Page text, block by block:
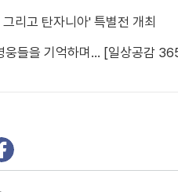
리고 탄자니아' 특별전 개최
웅들을 기억하며... [일상공감